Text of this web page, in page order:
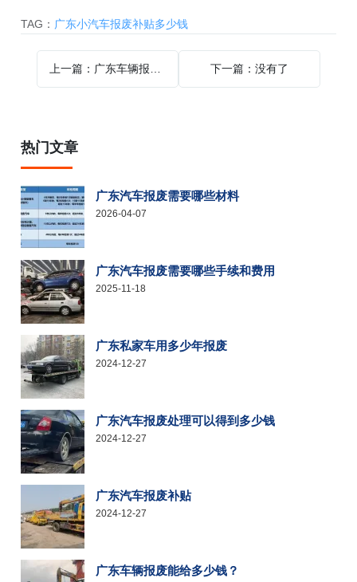
TAG： 广东小汽车报废补贴多少钱
上一篇：广东车辆报废怎么保留原号 下一篇：没有了
热门文章
广东汽车报废需要哪些材料
2026-04-07
广东汽车报废需要哪些手续和费用
2025-11-18
广东私家车用多少年报废
2024-12-27
广东汽车报废处理可以得到多少钱
2024-12-27
广东汽车报废补贴
2024-12-27
广东车辆报废能给多少钱？